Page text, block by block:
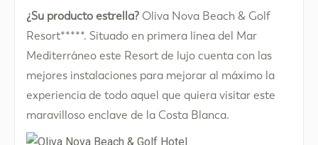
¿Su producto estrella? Oliva Nova Beach & Golf
Resort*****. Situado en primera línea del Mar
Mediterráneo este Resort de lujo cuenta con las
mejores instalaciones para mejorar al máximo la
experiencia de todo aquel que quiera visitar este
maravilloso enclave de la Costa Blanca.